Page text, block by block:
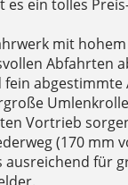
ein tolles
mit
Abfahrten
abgestimmte
Vortrieb
(170 mm
ausreichend für